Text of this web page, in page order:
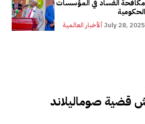
مكافحة الفساد في المؤسسات
الحكومية
ألأخبار العالمية July 28, 2025
قضية صوماليلاند